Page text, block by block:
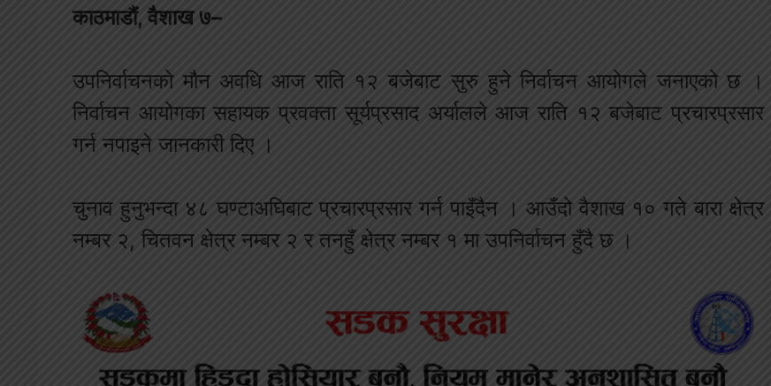
काठमाडौं, वैशाख ७–
उपनिर्वाचनको मौन अवधि आज राति १२ बजेबाट सुरु हुने निर्वाचन आयोगले जनाएको छ ।
निर्वाचन आयोगका सहायक प्रवक्ता सूर्यप्रसाद अर्यालले आज राति १२ बजेबाट प्रचारप्रसार
गर्न नपाइने जानकारी दिए ।
चुनाव हुनुभन्दा ४८ घण्टाअघिबाट प्रचारप्रसार गर्न पाइँदैन । आउँदो वैशाख १० गते बारा क्षेत्र
नम्बर २, चितवन क्षेत्र नम्बर २ र तनहुँ क्षेत्र नम्बर १ मा उपनिर्वाचन हुँदै छ ।